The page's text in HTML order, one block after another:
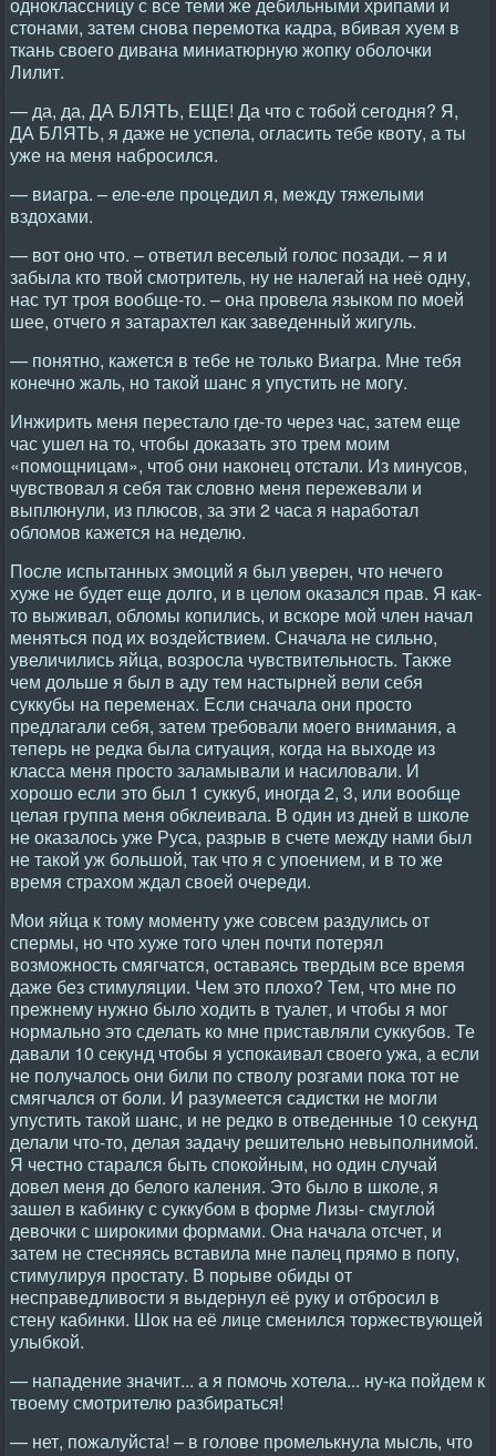
стонами, затем снова перемотка кадра, вбивая хуем в
ткань своего дивана миниатюрную жопку оболочки
Лилит.
— да, да, ДА БЛЯТЬ, ЕЩЕ! Да что с тобой сегодня? Я,
ДА БЛЯТЬ, я даже не успела, огласить тебе квоту, а ты
уже на меня набросился.
— виагра. – еле-еле процедил я, между тяжелыми
вздохами.
— вот оно что. – ответил веселый голос позади. – я и
забыла кто твой смотритель, ну не налегай на неё одну,
нас тут троя вообще-то. – она провела языком по моей
шее, отчего я затарахтел как заведенный жигуль.
— понятно, кажется в тебе не только Виагра. Мне тебя
конечно жаль, но такой шанс я упустить не могу.
Инжирить меня перестало где-то через час, затем еще
час ушел на то, чтобы доказать это трем моим
«помощницам», чтоб они наконец отстали. Из минусов,
чувствовал я себя так словно меня пережевали и
выплюнули, из плюсов, за эти 2 часа я наработал
обломов кажется на неделю.
После испытанных эмоций я был уверен, что нечего
хуже не будет еще долго, и в целом оказался прав. Я как-
то выживал, обломы копились, и вскоре мой член начал
меняться под их воздействием. Сначала не сильно,
увеличились яйца, возросла чувствительность. Также
чем дольше я был в аду тем настырней вели себя
суккубы на переменах. Если сначала они просто
предлагали себя, затем требовали моего внимания, а
теперь не редка была ситуация, когда на выходе из
класса меня просто заламывали и насиловали. И
хорошо если это был 1 суккуб, иногда 2, 3, или вообще
целая группа меня обклеивала. В один из дней в школе
не оказалось уже Руса, разрыв в счете между нами был
не такой уж большой, так что я с упоением, и в то же
время страхом ждал своей очереди.
Мои яйца к тому моменту уже совсем раздулись от
спермы, но что хуже того член почти потерял
возможность смягчатся, оставаясь твердым все время
даже без стимуляции. Чем это плохо? Тем, что мне по
прежнему нужно было ходить в туалет, и чтобы я мог
нормально это сделать ко мне приставляли суккубов. Те
давали 10 секунд чтобы я успокаивал своего ужа, а если
не получалось они били по стволу розгами пока тот не
смягчался от боли. И разумеется садистки не могли
упустить такой шанс, и не редко в отведенные 10 секунд
делали что-то, делая задачу решительно невыполнимой.
Я честно старался быть спокойным, но один случай
довел меня до белого каления. Это было в школе, я
зашел в кабинку с суккубом в форме Лизы- смуглой
девочки с широкими формами. Она начала отсчет, и
затем не стесняясь вставила мне палец прямо в попу,
стимулируя простату. В порыве обиды от
несправедливости я выдернул её руку и отбросил в
стену кабинки. Шок на её лице сменился торжествующей
улыбкой.
— нападение значит... а я помочь хотела... ну-ка пойдем к
твоему смотрителю разбираться!
— нет, пожалуйста! – в голове промелькнула мысль, что